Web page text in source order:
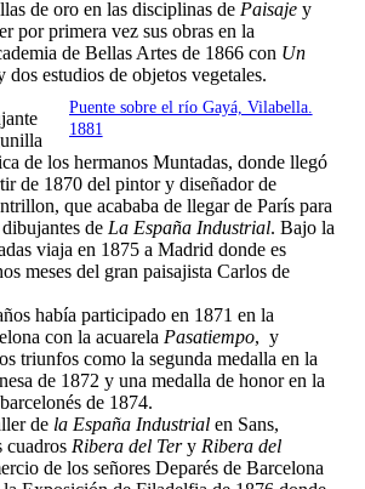
de oro en las disciplinas de Paisajey
por primera vez sus obras en la
de Bellas Artes de 1866 con Un
dos estudios de objetos vegetales.
Puente sobre el río Gayá, Vilabella.
1881
de los hermanos Muntadas, donde llegó
de 1870 del pintor y diseñador de
que acababa de llegar de París para
de La España Industrial. Bajo la
viaja en 1875 a Madrid donde es
meses del gran paisajista Carlos de
había participado en 1871 en la
con la acuarela Pasatiempo, y
triunfos como la segunda medalla en la
de 1872 y una medalla de honor en la
de 1874.
de la España Industrial en Sans,
cuadros Ribera del Tery Ribera del
de los señores Deparés de Barcelona